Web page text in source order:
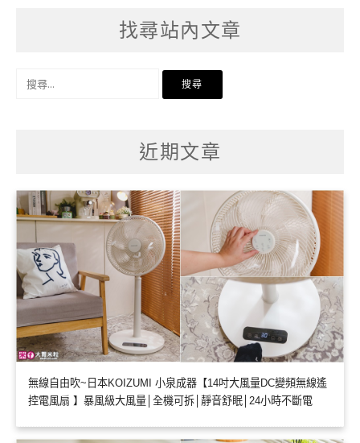
找尋站內文章
近期文章
無線自由吹~日本KOIZUMI 小泉成器【14吋大風量DC變頻無線遙
控電風扇 】暴風級大風量│全機可拆│靜音舒眠│24小時不斷電